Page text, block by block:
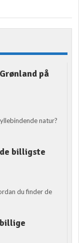
på
natur?
billigste
du finder de